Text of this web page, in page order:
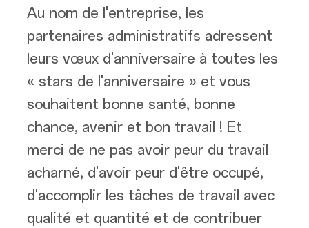
Au nom de l'entreprise, les
partenaires administratifs adressent
leurs vœux d'anniversaire à toutes les
« stars de l'anniversaire » et vous
souhaitent bonne santé, bonne
chance, avenir et bon travail ! Et
merci de ne pas avoir peur du travail
acharné, d'avoir peur d'être occupé,
d'accomplir les tâches de travail avec
qualité et quantité et de contribuer